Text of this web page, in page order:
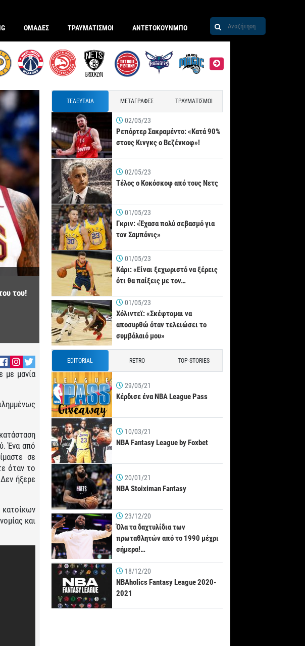
ΟΜΑΔΕΣ ΤΡΑΥΜΑΤΙΣΜΟΙ ΑΝΤΕΤΟΚΟΥΝΜΠΟ
του!
με μανία
Ένα από
σε
όταν το
ήξερε
κατοίκων
και
ΤΕΛΕΥΤΑΙΑ ΜΕΤΑΓΡΑΦΕΣ ΤΡΑΥΜΑΤΙΣΜΟΙ
02/05/23
Ρεπόρτερ Σακραμέντο: «Κατά 90%
στους Κινγκς ο Βεζένκοφ»!
02/05/23
Τέλος ο Κοκόσκοφ από τους Νετς
01/05/23
Γκριν: «Έχασα πολύ σεβασμό για
τον Σαμπόνις»
01/05/23
Κάρι: «Είναι ξεχωριστό να ξέρεις
ότι θα παίξεις με τον…
01/05/23
Χόλιντεϊ: «Σκέφτομαι να
αποσυρθώ όταν τελειώσει το
συμβόλαιό μου»
EDITORIAL RETRO TOP-STORIES
29/05/21
Κέρδισε ένα NBA League Pass
10/03/21
NBA Fantasy League by Foxbet
20/01/21
NBA Stoiximan Fantasy
23/12/20
Όλα τα δαχτυλίδια των
πρωταθλητών από το 1990 μέχρι
σήμερα!…
18/12/20
NBAholics Fantasy League 2020-
2021